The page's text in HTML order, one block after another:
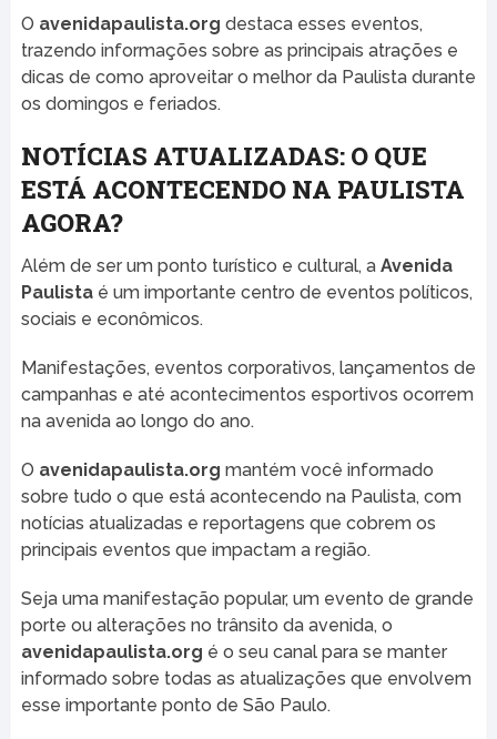
O avenidapaulista.org destaca esses eventos,
trazendo informações sobre as principais atrações e
dicas de como aproveitar o melhor da Paulista durante
os domingos e feriados.
NOTÍCIAS ATUALIZADAS: O QUE
ESTÁ ACONTECENDO NA PAULISTA
AGORA?
Além de ser um ponto turístico e cultural, a Avenida
Paulistaé um importante centro de eventos políticos,
sociais e econômicos.
Manifestações, eventos corporativos, lançamentos de
campanhas e até acontecimentos esportivos ocorrem
na avenida ao longo do ano.
O avenidapaulista.org mantém você informado
sobre tudo o que está acontecendo na Paulista, com
notícias atualizadas e reportagens que cobrem os
principais eventos que impactam a região.
Seja uma manifestação popular, um evento de grande
porte ou alterações no trânsito da avenida, o
avenidapaulista.org é o seu canal para se manter
informado sobre todas as atualizações que envolvem
esse importante ponto de São Paulo.